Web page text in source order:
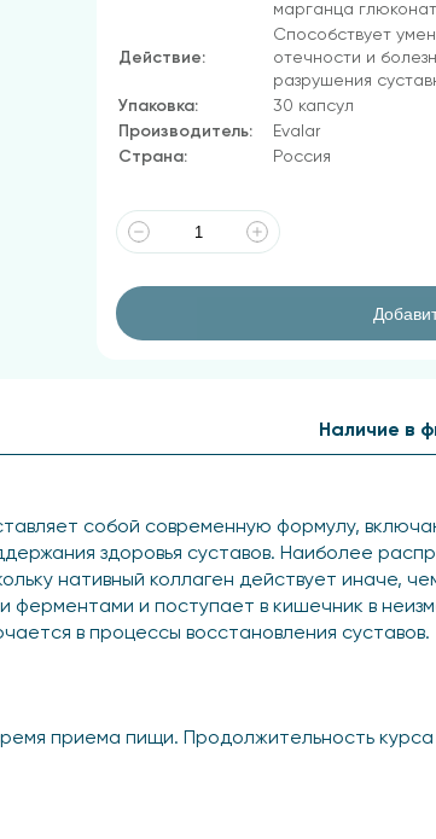
марганца
Действие:
Способствует
отечности и
разрушения
Упаковка:
30 капсул
Производитель:
Evalar
Страна:
Россия
собой современную формулу,
здоровья суставов. Наиболее
нативный коллаген действует иначе,
и поступает в кишечник в
в процессы восстановления суставов.
приема пищи. Продолжительность
Наличие в